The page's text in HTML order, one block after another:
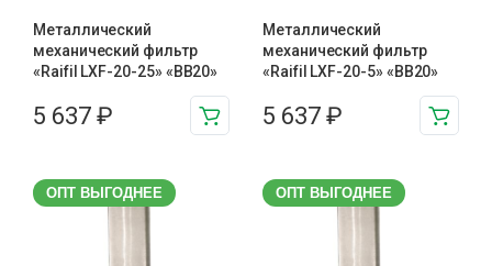
Металлический
механический фильтр
«Raifil LXF-20-25» «BB20»
5 637 ₽
Металлический
механический фильтр
«Raifil LXF-20-5» «BB20»
5 637 ₽
ОПТ ВЫГОДНЕЕ ОПТ ВЫГОДНЕЕ